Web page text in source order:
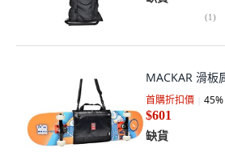
(1)
MACKAR 滑板
首購折扣價 45%
$601
缺貨